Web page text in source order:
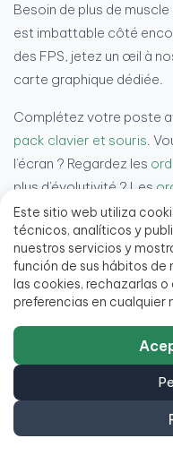
Besoin de plus de
est imbattable côté
des FPS, jetez un œil à
carte graphique dédiée.
Complétez votre poste
pack clavier et souris.
l'écran ? Regardez les
plus d'évolutivité ? Les
sont votre option.
Este sitio web utiliza
técnicos, analíticos y
nuestros servicios y
función de sus hábitos
las cookies, rechazarlas
preferencias en cualquier